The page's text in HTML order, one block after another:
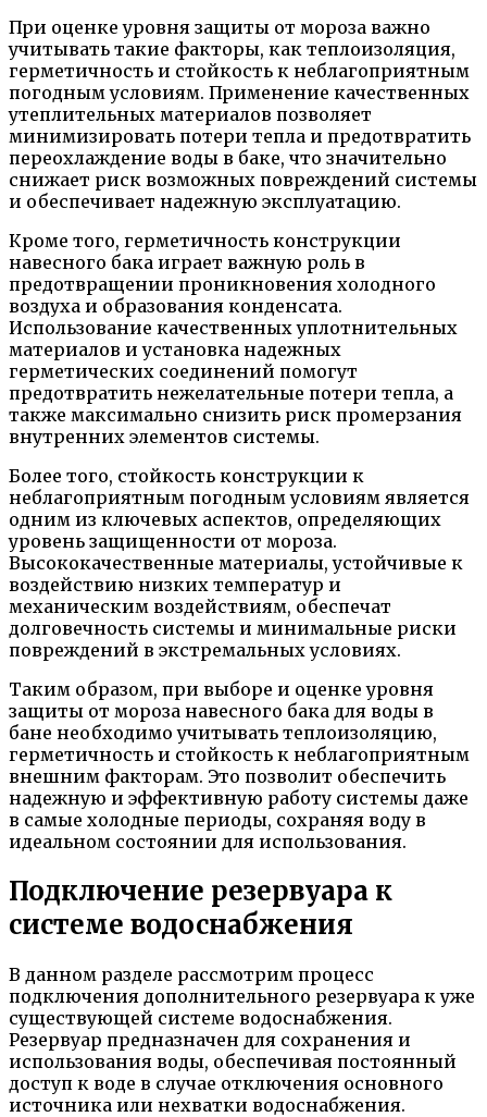
При оценке уровня защиты от мороза важно
учитывать такие факторы, как теплоизоляция,
герметичность и стойкость к неблагоприятным
погодным условиям. Применение качественных
утеплительных материалов позволяет
минимизировать потери тепла и предотвратить
переохлаждение воды в баке, что значительно
снижает риск возможных повреждений системы
и обеспечивает надежную эксплуатацию.
Кроме того, герметичность конструкции
навесного бака играет важную роль в
предотвращении проникновения холодного
воздуха и образования конденсата.
Использование качественных уплотнительных
материалов и установка надежных
герметических соединений помогут
предотвратить нежелательные потери тепла, а
также максимально снизить риск промерзания
внутренних элементов системы.
Более того, стойкость конструкции к
неблагоприятным погодным условиям является
одним из ключевых аспектов, определяющих
уровень защищенности от мороза.
Высококачественные материалы, устойчивые к
воздействию низких температур и
механическим воздействиям, обеспечат
долговечность системы и минимальные риски
повреждений в экстремальных условиях.
Таким образом, при выборе и оценке уровня
защиты от мороза навесного бака для воды в
бане необходимо учитывать теплоизоляцию,
герметичность и стойкость к неблагоприятным
внешним факторам. Это позволит обеспечить
надежную и эффективную работу системы даже
в самые холодные периоды, сохраняя воду в
идеальном состоянии для использования.
Подключение резервуара к
системе водоснабжения
В данном разделе рассмотрим процесс
подключения дополнительного резервуара к уже
существующей системе водоснабжения.
Резервуар предназначен для сохранения и
использования воды, обеспечивая постоянный
доступ к воде в случае отключения основного
источника или нехватки водоснабжения.